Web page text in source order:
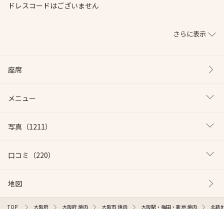
ドレスコードはございません
さらに表示
座席
メニュー
写真 （1211）
口コミ （220）
地図
TOP 大阪府 大阪府 焼肉 大阪市 焼肉 大阪駅・梅田・新地 焼肉 北新